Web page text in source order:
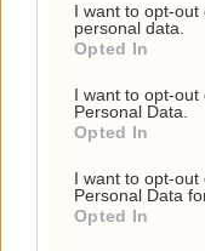
I want to opt-
personal data.
Opted In
I want to opt-out
Personal Data.
Opted In
I want to opt-
Personal Data
Opted In
4.
2.